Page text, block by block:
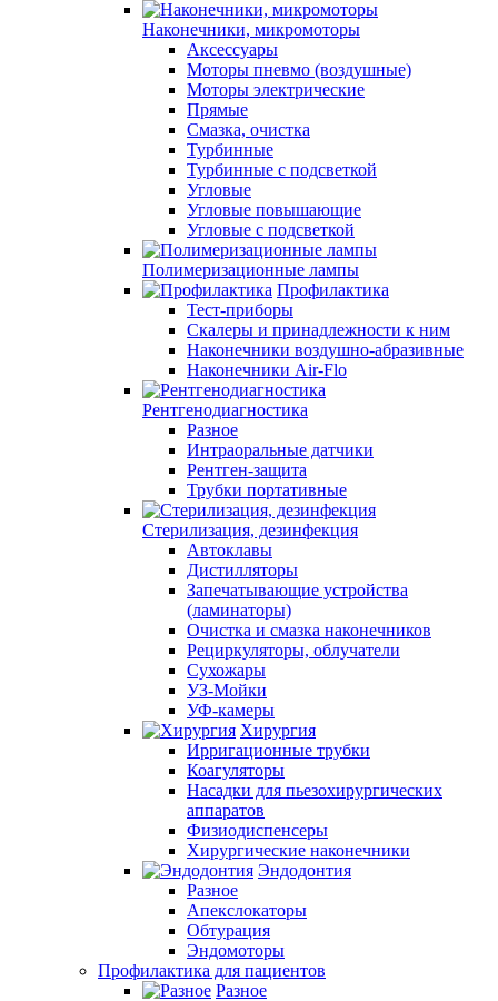
Наконечники, микромоторы
Аксессуары
Моторы пневмо (воздушные)
Моторы электрические
Прямые
Смазка, очистка
Турбинные
Турбинные с подсветкой
Угловые
Угловые повышающие
Угловые с подсветкой
Полимеризационные лампы
Профилактика
Тест-приборы
Скалеры и принадлежности к ним
Наконечники воздушно-абразивные
Наконечники Air-Flo
Рентгенодиагностика
Разное
Интраоральные датчики
Рентген-защита
Трубки портативные
Стерилизация, дезинфекция
Автоклавы
Дистилляторы
Запечатывающие устройства
(ламинаторы)
Очистка и смазка наконечников
Рециркуляторы, облучатели
Сухожары
УЗ-Мойки
УФ-камеры
Хирургия
Ирригационные трубки
Коагуляторы
Насадки для пьезохирургических
аппаратов
Физиодиспенсеры
Хирургические наконечники
Эндодонтия
Разное
Апекслокаторы
Обтурация
Эндомоторы
Профилактика для пациентов
Разное